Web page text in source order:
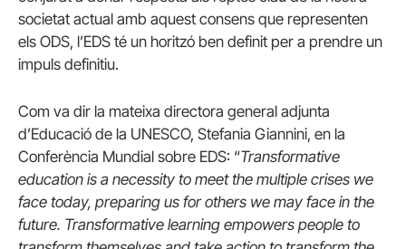
societat actual amb aquest consens que representen
els ODS, l’EDS té un horitzó ben definit per a prendre un
impuls definitiu.
Com va dir la mateixa directora general adjunta
d’Educació de la UNESCO, Stefania Giannini, en la
Conferència Mundial sobre EDS: “Transformative
education is a necessity to meet the multiple crises we
face today, preparing us for others we may face in the
future. Transformative learning empowers people to